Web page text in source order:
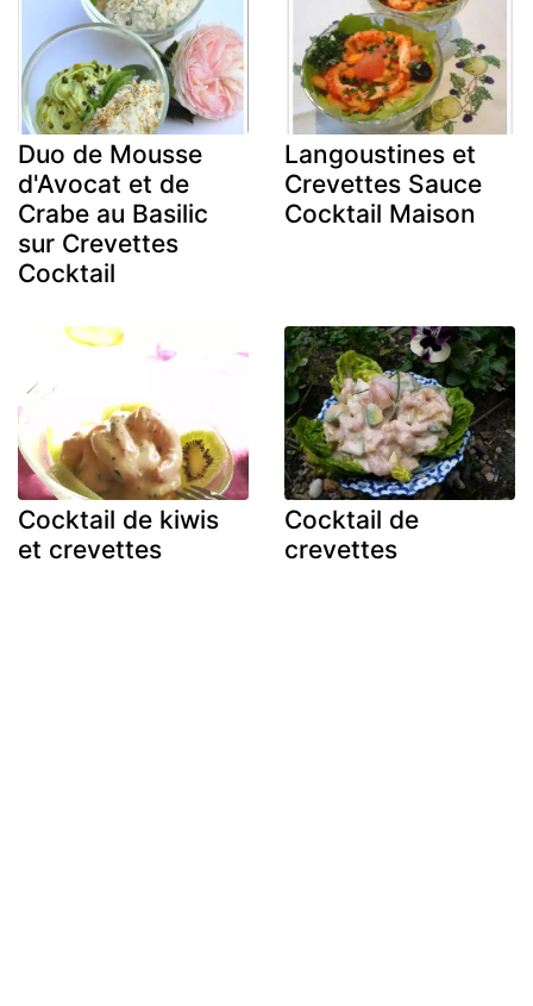
Duo de Mousse
d'Avocat et de
Crabe au Basilic
sur Crevettes
Cocktail
Langoustines et
Crevettes Sauce
Cocktail Maison
Cocktail de kiwis
et crevettes
Cocktail de
crevettes